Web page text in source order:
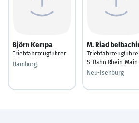
Björn Kempa
Triebfahrzeugführer
Hamburg
M. Riad
S-Bahn Rhein-Main
Neu-Isenburg